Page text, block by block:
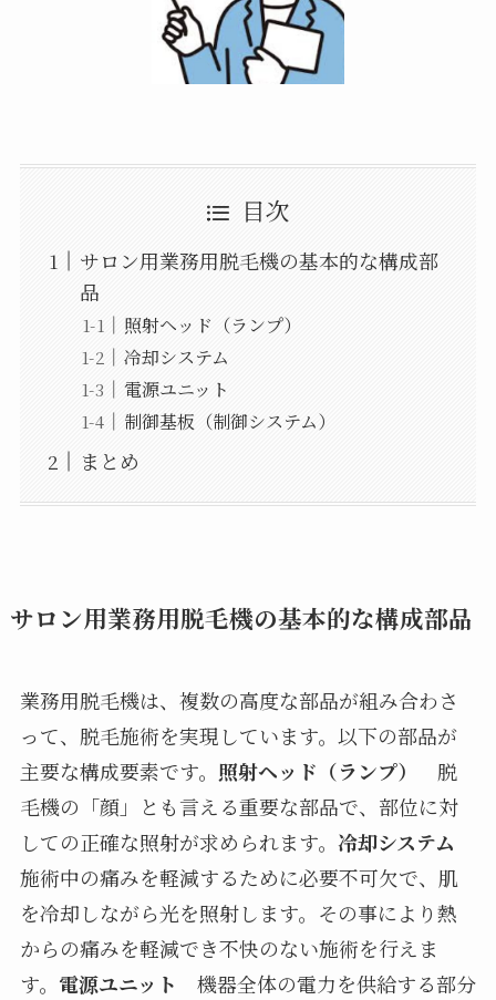
目次
サロン用業務用脱毛機の基本的な構成部
品
照射ヘッド（ランプ）
冷却システム
電源ユニット
制御基板（制御システム）
まとめ
サロン用業務用脱毛機の基本的な構成部品
業務用脱毛機は、複数の高度な部品が組み合わさ
って、脱毛施術を実現しています。以下の部品が
主要な構成要素です。 照射ヘッド（ランプ）
脱
毛機の「顔」とも言える重要な部品で、部位に対
しての正確な照射が求められます。 冷却システム
施術中の痛みを軽減するために必要不可欠で、肌
を冷却しながら光を照射します。その事により熱
からの痛みを軽減でき不快のない施術を行えま
す。 電源ユニット
機器全体の電力を供給する部分